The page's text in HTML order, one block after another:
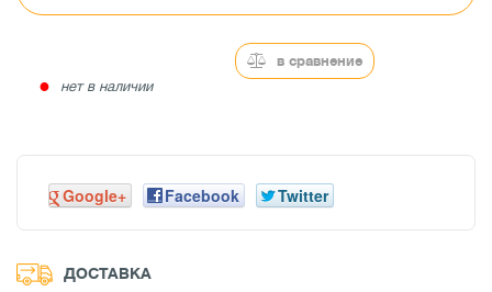
● нет в наличии
в сравнение
Google+ Facebook Twitter
ДОСТАВКА